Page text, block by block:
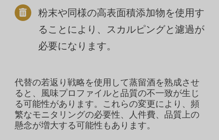
粉末や同様の高表面積添加物を使用す
ることにより、スカルピングと濾過が
必要になります。
代替の若返り戦略を使用して蒸留酒を熟成させ
ると、風味プロファイルと品質の不一致が生じ
る可能性があります。これらの変更により、頻
繁なモニタリングの必要性、人件費、品質上の
懸念が増大する可能性もあります。